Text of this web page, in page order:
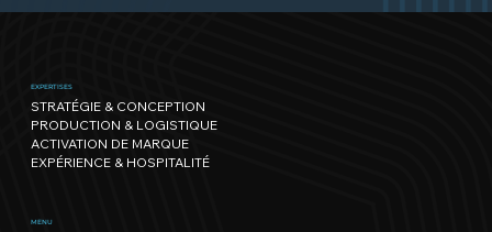
EXPERTISES
STRATÉGIE & CONCEPTION
PRODUCTION & LOGISTIQUE
ACTIVATION DE MARQUE
EXPÉRIENCE & HOSPITALITÉ
MENU